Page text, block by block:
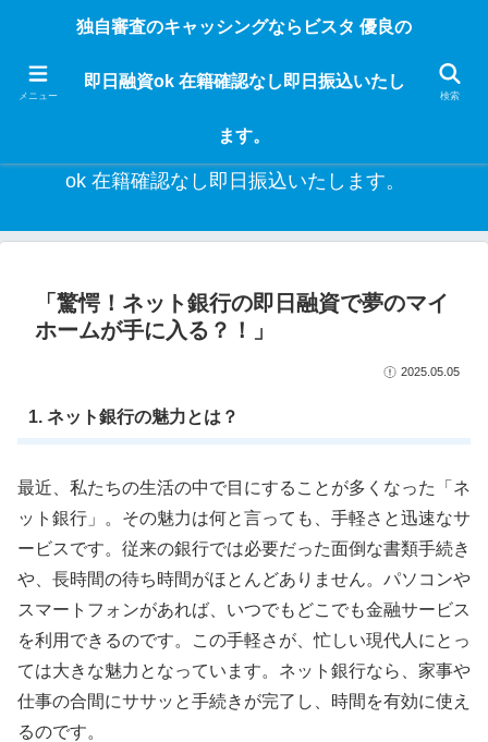
独自審査のフリーローンならビスタなら24時間365日 在籍確認なしで借りれる
な入用があっても安心！融資率97％！仕事をしている人ならブラックでも給料
日返済の１ヶ月融資で借りられるから安心！
独自審査のキャッシングならビスタ 優良の即日融資
ok 在籍確認なし即日振込いたします。
「驚愕！ネット銀行の即日融資で夢のマイ
ホームが手に入る？！」
2025.05.05
1. ネット銀行の魅力とは？
最近、私たちの生活の中で目にすることが多くなった「ネ
ット銀行」。その魅力は何と言っても、手軽さと迅速なサ
ービスです。従来の銀行では必要だった面倒な書類手続き
や、長時間の待ち時間がほとんどありません。パソコンや
スマートフォンがあれば、いつでもどこでも金融サービス
を利用できるのです。この手軽さが、忙しい現代人にとっ
ては大きな魅力となっています。ネット銀行なら、家事や
仕事の合間にササッと手続きが完了し、時間を有効に使え
るのです。
メニュー
独自審査のキャッシングならビスタ 優良の
即日融資ok 在籍確認なし即日振込いたし
ます。
検索